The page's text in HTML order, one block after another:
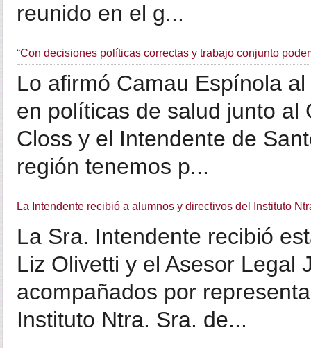
reunido en el g...
“Con decisiones políticas correctas y trabajo conjunto
Lo afirmó Camau Espínola
en políticas de salud junto al
Closs y el Intendente de
región tenemos p...
La Intendente recibió a alumnos y directivos del Instituto
La Sra. Intendente recibió
Liz Olivetti y el Asesor Legal
acompañados por
Instituto Ntra. Sra. de...